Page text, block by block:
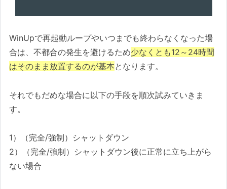
WinUpで再起動ループやいつまでも終わらなくなった場
合は、不都合の発生を避けるため少なくとも12～24時間
はそのまま放置するのが基本となります。
それでもだめな場合に以下の手段を順次試みていきま
す。
1）（完全/強制）シャットダウン
2）（完全/強制）シャットダウン後に正常に立ち上がら
ない場合